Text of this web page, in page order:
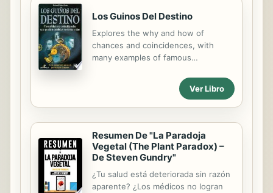
amigos, tendrás más logros en el
trabajo y brindarás mayores aportes
a tu comunidad. Este libro es una
invitación a adoptar hábitos más
saludables. Cada uno de los treinta
capítulos que conforman este
volumen reúne hallazgos científicos
en torno a la alimentación, el
Los Guinos Del Destino
Explores the why and how of
chances and coincidences, with
many examples of famous
Ver Libro
Resumen De "La Paradoja
Vegetal (The Plant Paradox) –
De Steven Gundry"
¿Tu salud está deteriorada sin razón
aparente? ¿Los médicos no logran